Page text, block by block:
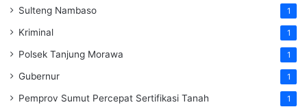
Sulteng Nambaso 1
Kriminal 1
Polsek Tanjung Morawa 1
Gubernur 1
Pemprov Sumut Percepat Sertifikasi Tanah 1